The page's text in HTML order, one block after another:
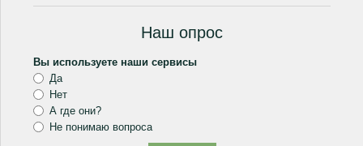
Наш опрос
Вы используете наши сервисы
Да
Нет
А где они?
Не понимаю вопроса